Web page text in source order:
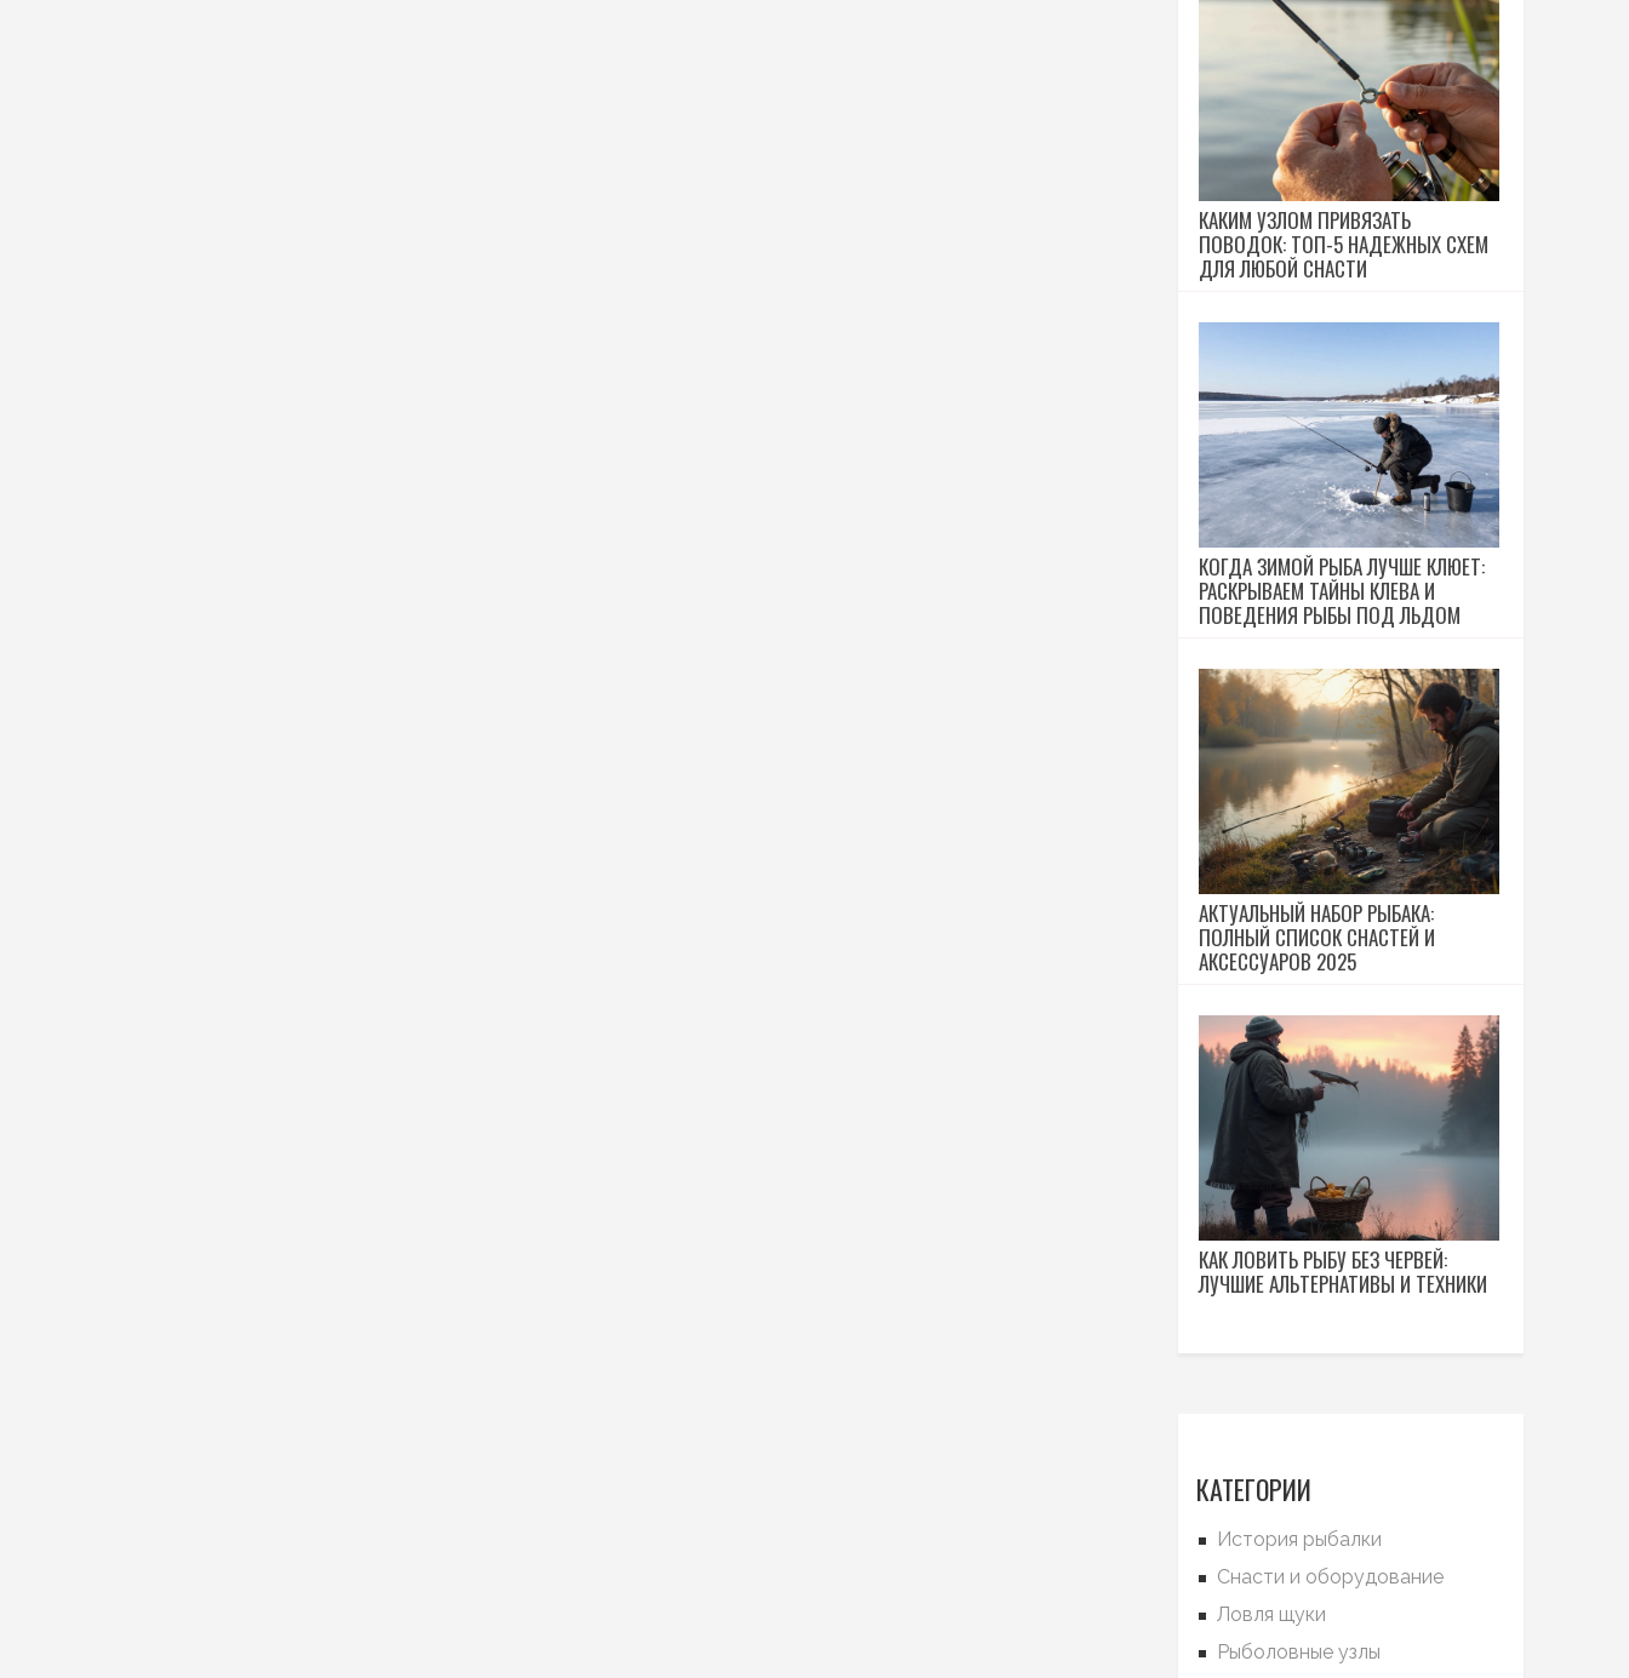
КАКИМ УЗЛОМ ПРИВЯЗАТЬ
ПОВОДОК: ТОП-5 НАДЕЖНЫХ СХЕМ
ДЛЯ ЛЮБОЙ СНАСТИ
КОГДА ЗИМОЙ РЫБА ЛУЧШЕ КЛЮЕТ:
РАСКРЫВАЕМ ТАЙНЫ КЛЕВА И
ПОВЕДЕНИЯ РЫБЫ ПОД ЛЬДОМ
АКТУАЛЬНЫЙ НАБОР РЫБАКА:
ПОЛНЫЙ СПИСОК СНАСТЕЙ И
АКСЕССУАРОВ 2025
КАК ЛОВИТЬ РЫБУ БЕЗ ЧЕРВЕЙ:
ЛУЧШИЕ АЛЬТЕРНАТИВЫ И ТЕХНИКИ
КАТЕГОРИИ
История рыбалки
Снасти и оборудование
Ловля щуки
Рыболовные узлы